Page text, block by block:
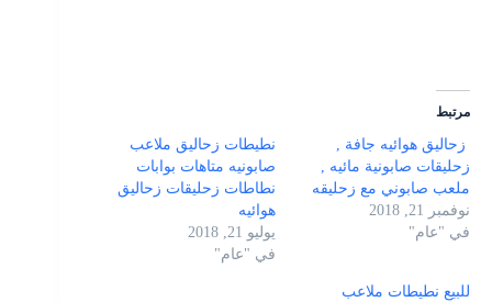
مرتبط
زحاليق هوائيه جافة ,
زحليقات صابونية مائيه ,
ملعب صابوني مع زحليقه
نوفمبر 21, 2018
في "عام"
نطيطات زحاليق ملاعب
صابونيه متاهات بوابات
نطاطات زحليقات زحاليق
هوائيه
يوليو 21, 2018
في "عام"
للبيع نطيطات ملاعب